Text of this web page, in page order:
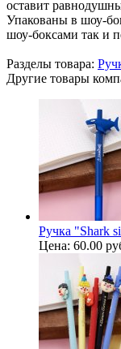
оставит
Упакованы в шоу-
шоу-боксами так и
Разделы товара:
Другие товары
Ручка "Shark
Цена: 60.00